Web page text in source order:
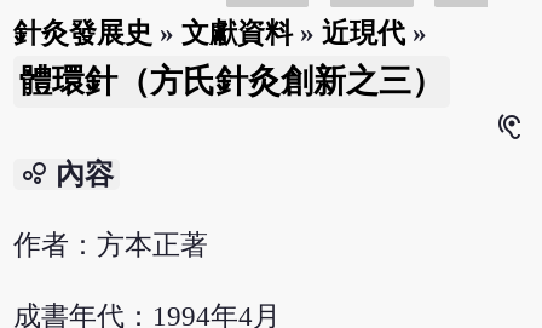
針灸發展史 »文獻資料»近現代 »
體環針（方氏針灸創新之三）
hearing
bubble_chart 內容
作者：方本正著
成書年代：1994年4月